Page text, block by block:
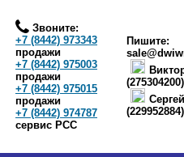
Звоните:
+7 (8442) 973343
продажи
+7 (8442) 975003
продажи
+7 (8442) 975015
продажи
+7 (8442) 974787
сервис РСС
Пишите:
(275304200)
Сергей
(229952884)